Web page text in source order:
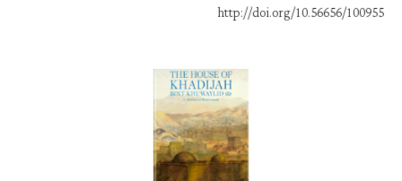
http://doi.org/10.56656/100955